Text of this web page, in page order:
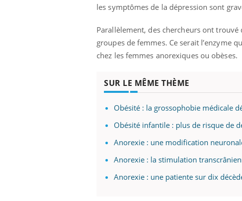
les symptômes de la dépression sont
Parallèlement, des chercheurs ont
groupes de femmes. Ce serait l’enzyme
chez les femmes anorexiques ou obèses.
SUR LE MÊME THÈME
Obésité : la grossophobie médicale
Obésité infantile : plus de risque de
Anorexie : une modification
Anorexie : la stimulation
Anorexie : une patiente sur dix
Eczéma Chronique des Mains : se
L'été arrive… et avec lui, un tout nouveau
rythme de vie ! Vacances, plage, piscine,
Youtube
Diabète
diabète,